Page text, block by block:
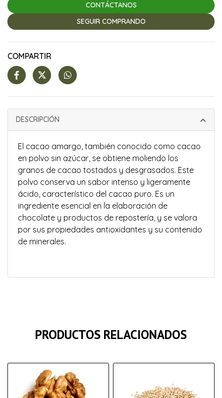
CONTÁCTANOS
SEGUIR COMPRANDO
COMPARTIR
DESCRIPCIÓN
El cacao amargo, también conocido como cacao
en polvo sin azúcar, se obtiene moliendo los
granos de cacao tostados y desgrasados. Este
polvo conserva un sabor intenso y ligeramente
ácido, característico del cacao puro. Es un
ingrediente esencial en la elaboración de
chocolate y productos de repostería, y se valora
por sus propiedades antioxidantes y su contenido
de minerales.
PRODUCTOS RELACIONADOS